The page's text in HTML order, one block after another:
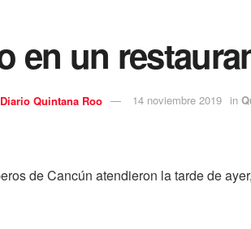
en un
Quintana Roo 14 noviembre 2019 in
de Cancún atendieron la tarde de